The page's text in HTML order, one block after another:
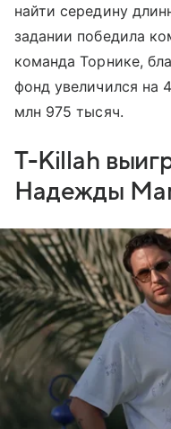
найти середину
задании победила
команда Торнике,
фонд увеличился на
млн 975 тысяч.
T-Killah
Надежды